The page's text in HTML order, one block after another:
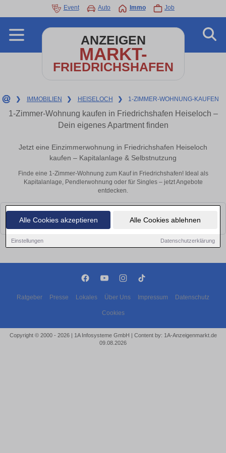
Alle Cookies akzeptieren Alle Cookies ablehnen
Einstellungen Datenschutzerklärung
Event Auto Immo Job
ANZEIGEN
MARKT-
FRIEDRICHSHAFEN
❯ IMMOBILIEN ❯ HEISELOCH ❯ 1-ZIMMER-WOHNUNG-KAUFEN
1-Zimmer-Wohnung kaufen in Friedrichshafen Heiseloch –
Dein eigenes Apartment finden
Jetzt eine Einzimmerwohnung in Friedrichshafen Heiseloch
kaufen – Kapitalanlage & Selbstnutzung
Finde eine 1-Zimmer-Wohnung zum Kauf in Friedrichshafen! Ideal als
Kapitalanlage, Pendlerwohnung oder für Singles – jetzt Angebote
entdecken.
Leider konnten wir derzeit keine passenden Objekte finden. Schauen Sie
bald wieder vorbei!
Ratgeber Presse Lokales Über Uns Impressum Datenschutz
Cookies
Copyright © 2000 - 2026 | 1A Infosysteme GmbH | Content by: 1A-Anzeigenmarkt.de
09.08.2026